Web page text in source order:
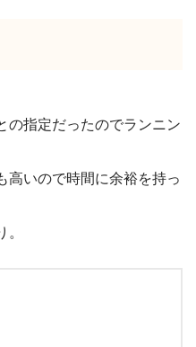
の指定だったのでランニン
高いので時間に余裕を持っ